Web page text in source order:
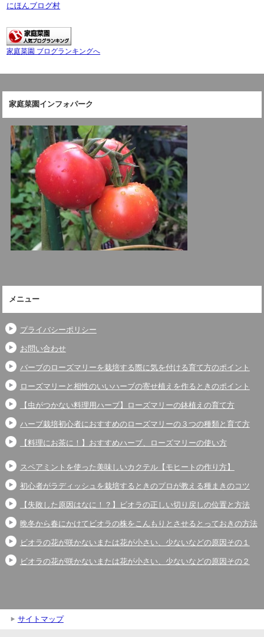
にほんブログ村
家庭菜園 ブログランキングへ
家庭菜園インフォパーク
メニュー
プライバシーポリシー
お問い合わせ
バーブのローズマリーを栽培する際に気を付ける育て方のポイント
ローズマリーと相性のいいハーブの寄せ植えを作るときのポイント
【虫がつかない料理用ハーブ】ローズマリーの鉢植えの育て方
ハーブ栽培初心者におすすめのローズマリーの３つの種類と育て方
【料理にお茶に！】おすすめハーブ、ローズマリーの使い方
スペアミントを使った美味しいカクテル【モヒートの作り方】
初心者がラディッシュを栽培するときのプロが教える種まきのコツ
【失敗した原因はなに！？】ビオラの正しい切り戻しの位置と方法
晩冬から春にかけてビオラの株をこんもりとさせるとっておきの方法
ビオラの花が咲かないまたは花が小さい、少ないなどの原因その１
ビオラの花が咲かないまたは花が小さい、少ないなどの原因その２
サイトマップ